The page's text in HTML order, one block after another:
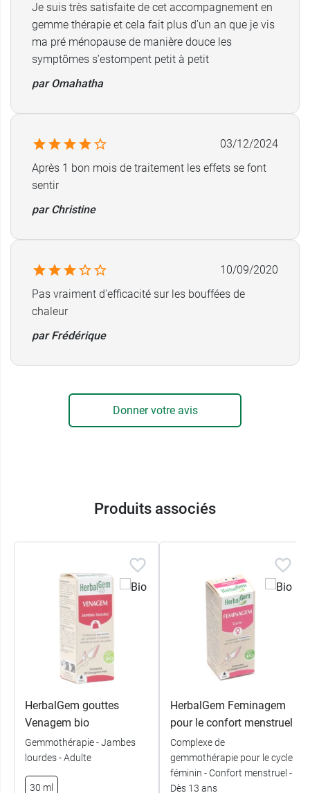
Je suis très satisfaite de cet accompagnement en
gemme thérapie et cela fait plus d’un an que je vis
ma pré ménopause de manière douce les
symptômes s’estompent petit à petit
par Omahatha
03/12/2024
Après 1 bon mois de traitement les effets se font
sentir
par Christine
10/09/2020
Pas vraiment d'efficacité sur les bouffées de
chaleur
par Frédérique
Donner votre avis
Produits associés
HerbalGem gouttes
Venagem bio
Gemmothérapie - Jambes
lourdes - Adulte
30 ml
HerbalGem Feminagem
pour le confort menstruel
Complexe de
gemmothérapie pour le cycle
féminin - Confort menstruel -
Dès 13 ans